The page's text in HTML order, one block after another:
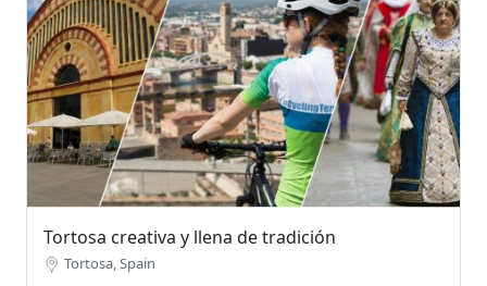
Tortosa creativa y llena de tradición
Tortosa, Spain